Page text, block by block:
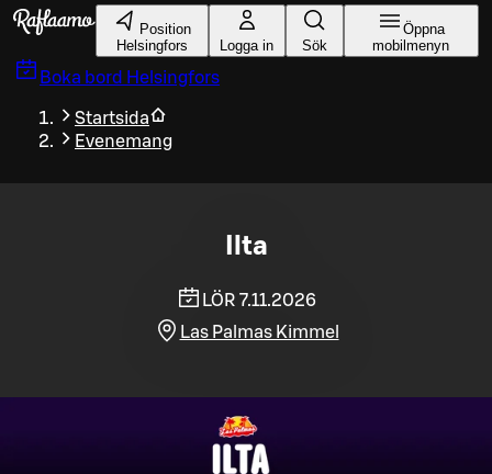
Gå till huvudinnehållet
Position
Helsingfors
Logga in Sök
Öppna
mobilmenyn
Boka bord Helsingfors
Startsida
Evenemang
Ilta
LÖR 7.11.2026
Las Palmas Kimmel